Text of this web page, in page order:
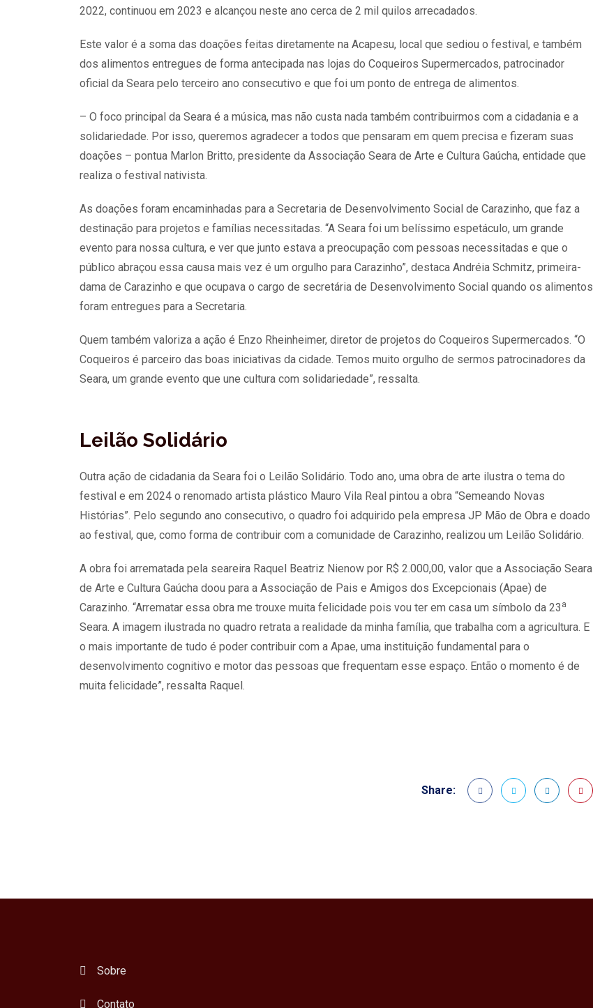
2022, continuou em 2023 e alcançou neste ano cerca de 2 mil quilos arrecadados.
Este valor é a soma das doações feitas diretamente na Acapesu, local que sediou o festival, e também
dos alimentos entregues de forma antecipada nas lojas do Coqueiros Supermercados, patrocinador
oficial da Seara pelo terceiro ano consecutivo e que foi um ponto de entrega de alimentos.
– O foco principal da Seara é a música, mas não custa nada também contribuirmos com a cidadania e a
solidariedade. Por isso, queremos agradecer a todos que pensaram em quem precisa e fizeram suas
doações – pontua Marlon Britto, presidente da Associação Seara de Arte e Cultura Gaúcha, entidade que
realiza o festival nativista.
As doações foram encaminhadas para a Secretaria de Desenvolvimento Social de Carazinho, que faz a
destinação para projetos e famílias necessitadas. “A Seara foi um belíssimo espetáculo, um grande
evento para nossa cultura, e ver que junto estava a preocupação com pessoas necessitadas e que o
público abraçou essa causa mais vez é um orgulho para Carazinho”, destaca Andréia Schmitz, primeira-
dama de Carazinho e que ocupava o cargo de secretária de Desenvolvimento Social quando os alimentos
foram entregues para a Secretaria.
Quem também valoriza a ação é Enzo Rheinheimer, diretor de projetos do Coqueiros Supermercados. “O
Coqueiros é parceiro das boas iniciativas da cidade. Temos muito orgulho de sermos patrocinadores da
Seara, um grande evento que une cultura com solidariedade”, ressalta.
Leilão Solidário
Outra ação de cidadania da Seara foi o Leilão Solidário. Todo ano, uma obra de arte ilustra o tema do
festival e em 2024 o renomado artista plástico Mauro Vila Real pintou a obra “Semeando Novas
Histórias”. Pelo segundo ano consecutivo, o quadro foi adquirido pela empresa JP Mão de Obra e doado
ao festival, que, como forma de contribuir com a comunidade de Carazinho, realizou um Leilão Solidário.
A obra foi arrematada pela seareira Raquel Beatriz Nienow por R$ 2.000,00, valor que a Associação Seara
de Arte e Cultura Gaúcha doou para a Associação de Pais e Amigos dos Excepcionais (Apae) de
Carazinho. “Arrematar essa obra me trouxe muita felicidade pois vou ter em casa um símbolo da 23 a
Seara. A imagem ilustrada no quadro retrata a realidade da minha família, que trabalha com a agricultura. E
o mais importante de tudo é poder contribuir com a Apae, uma instituição fundamental para o
desenvolvimento cognitivo e motor das pessoas que frequentam esse espaço. Então o momento é de
muita felicidade”, ressalta Raquel.
Share:
Sobre
Contato